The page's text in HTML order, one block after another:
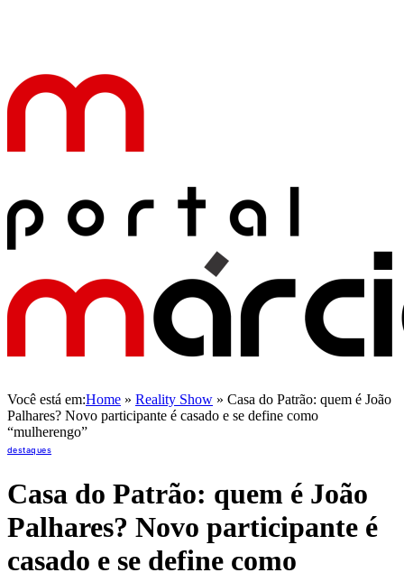
Você está em:Home » Reality Show » Casa do Patrão: quem é João
Palhares? Novo participante é casado e se define como
“mulherengo”
destaques
Casa do Patrão: quem é João
Palhares? Novo participante é
casado e se define como